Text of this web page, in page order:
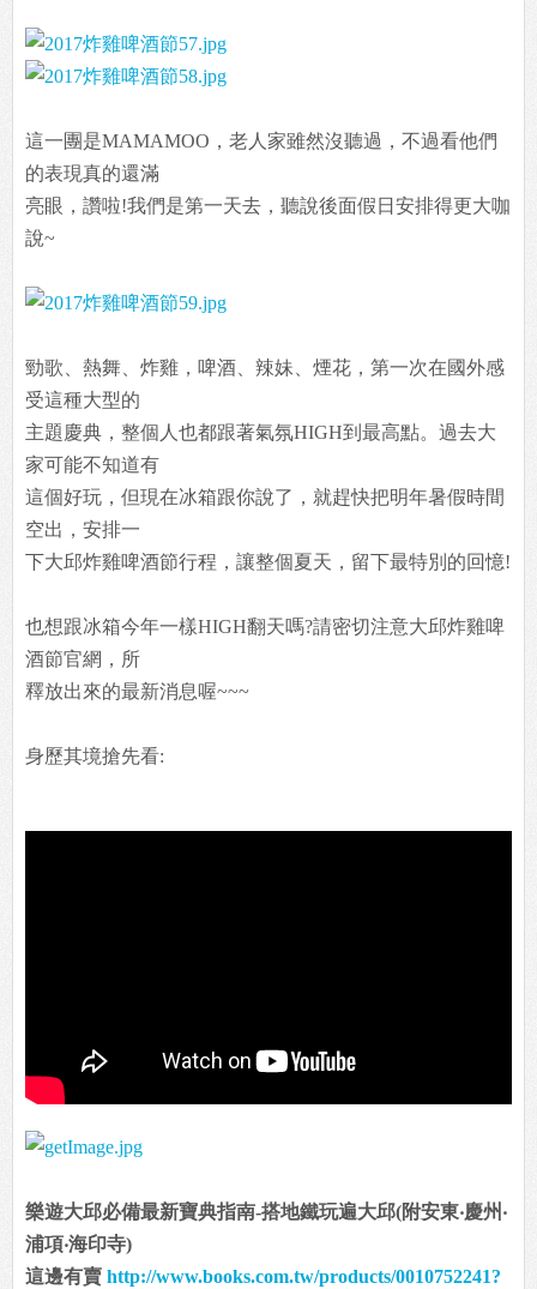
這一團是MAMAMOO，老人家雖然沒聽過，不過看他們
的表現真的還滿
亮眼，讚啦!我們是第一天去，聽說後面假日安排得更大咖
說~
勁歌、熱舞、炸雞，啤酒、辣妹、煙花，第一次在國外感
受這種大型的
主題慶典，整個人也都跟著氣氛HIGH到最高點。過去大
家可能不知道有
這個好玩，但現在冰箱跟你說了，就趕快把明年暑假時間
空出，安排一
下大邱炸雞啤酒節行程，讓整個夏天，留下最特別的回憶!
也想跟冰箱今年一樣HIGH翻天嗎?請密切注意大邱炸雞啤
酒節官網，所
釋放出來的最新消息喔~~~
身歷其境搶先看:
樂遊大邱必備最新寶典指南-搭地鐵玩遍大邱(附安東‧慶州‧
浦項‧海印寺)
這邊有賣 http://www.books.com.tw/products/0010752241?